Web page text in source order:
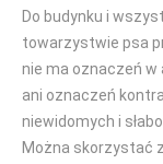
Do budynku i
towarzystwie psa
nie ma oznaczeń
ani oznaczeń
niewidomych i
Można skorzystać